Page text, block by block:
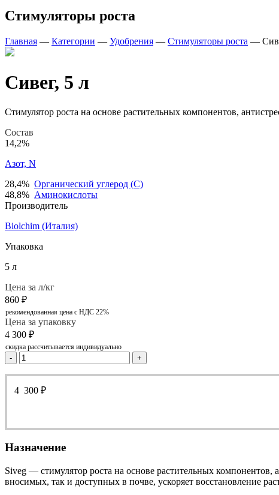
Стимуляторы роста
Главная — Категории — Удобрения — Стимуляторы роста —
Сивег, 5 л
Стимулятор роста на основе растительных компонентов,
Состав
14,2%
Азот, N
28,4% Органический углерод (С)
48,8% Аминокислоты
Производитель
Biolchim (Италия)
Упаковка
5 л
Цена за л/кг
860 ₽
рекомендованная цена с НДС 22%
Цена за упаковку
4 300 ₽
скидка рассчитывается индивидуально
- +
4 300 ₽
Назначение
Siveg — cтимулятор роста на основе растительных компонентов,
вносимых, так и доступных в почве, ускоряет восстановление